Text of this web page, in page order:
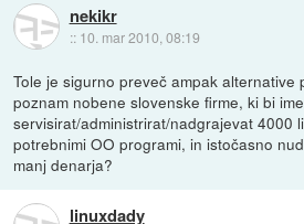
nekikr
:: 10. mar 2010, 08:19
Tole je sigurno preveč ampak alternative
poznam nobene slovenske firme, ki bi
servisirat/administrirat/nadgrajevat 4000
potrebnimi OO programi, in istočasno
manj denarja?
linuxdady